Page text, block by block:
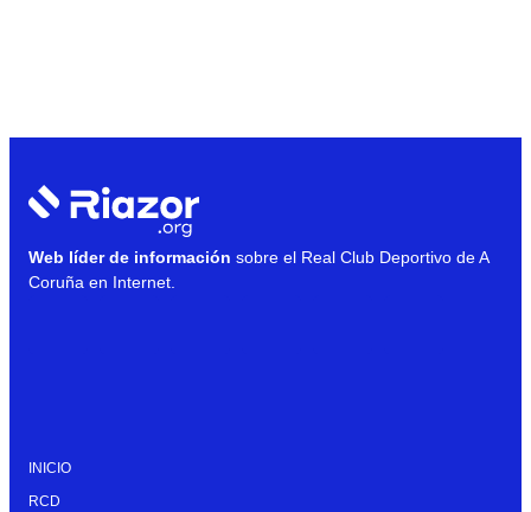
Web líder de información sobre el Real Club Deportivo de A
Coruña en Internet.
INICIO
RCD